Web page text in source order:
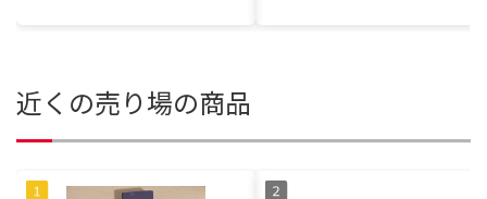
近くの売り場の商品